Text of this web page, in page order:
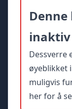
inaktiv
Dessverre
øyeblikket
muligvis
her for å